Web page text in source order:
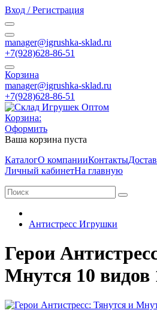
Вход / Регистрация
manager@igrushka-sklad.ru
+7(928)628-86-51
Корзина
manager@igrushka-sklad.ru
+7(928)628-86-51
Корзина:
Оформить
Ваша корзина пуста
КаталогО компанииКонтакты
Личный кабинетНа главную
Антистресс Игрушки
Герои
Мнутся 10 видов